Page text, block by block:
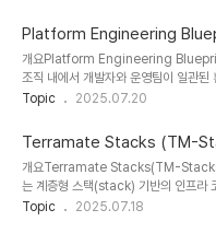
SBOD는 배포 시점의 신뢰성과 실행 가
전달 명세이다.1. 개념 및 정의 항목 설
단위에 포함된 컴포넌트, 보안 상태, 검
서목적배포물의 정합성, 무결성, 보안
검증할 수 있도록 지원필요성공급망
Platform Engineering
개요Platform Engineering
조직 내에서 개발자와 운영팀이 일관된
할 수 있도록 지원하는 ‘내부 개발자
GitOps, SRE 등의 모범 사례를 통합한
화의 균형을 갖춘 현대적 플랫폼 전략이
정의개발자 중심의 셀프서비스 플랫폼
적 아키텍처 프레임워크목적플랫폼팀
하고 개발팀의 자율성과 속도를 보장
Topic 2025.07.20
Terramate Stacks (TM-
개요Terramate Stacks(TM-
는 계층형 스택(stack) 기반의 인프라
Terraform 프로젝트를 모듈화하고 병
Topic 2025.07.18